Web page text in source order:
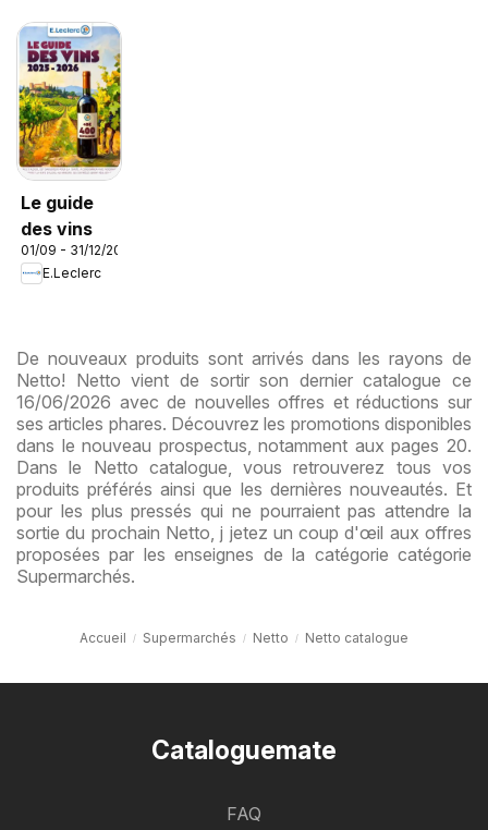
Le guide
des vins
01/09 - 31/12/2026
E.Leclerc
De nouveaux produits sont arrivés dans les rayons de
Netto! Netto vient de sortir son dernier catalogue ce
16/06/2026 avec de nouvelles offres et réductions sur
ses articles phares. Découvrez les promotions disponibles
dans le nouveau prospectus, notamment aux pages 20.
Dans le Netto catalogue, vous retrouverez tous vos
produits préférés ainsi que les dernières nouveautés. Et
pour les plus pressés qui ne pourraient pas attendre la
sortie du prochain Netto, j jetez un coup d'œil aux offres
proposées par les enseignes de la catégorie catégorie
Supermarchés.
Accueil Supermarchés Netto Netto catalogue
Cataloguemate
FAQ